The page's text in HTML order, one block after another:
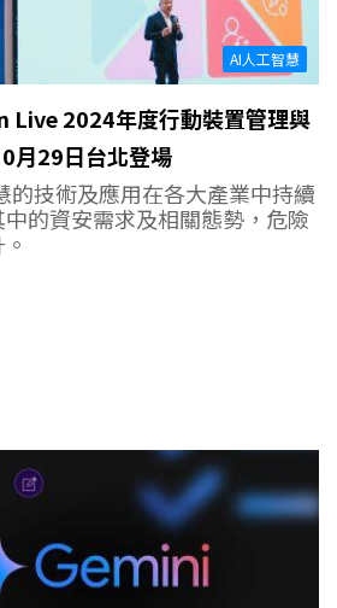
AI人工智慧
2024年度行動裝置管理與
月29日台北登場
的技術及應用在各大產業中持續
的資安需求及相關態勢，危險